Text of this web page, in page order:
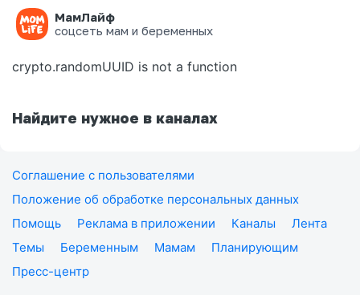
МамЛайф
соцсеть мам и беременных
Ошибка на странице
crypto.randomUUID is not a function
Найдите нужное в каналах
Соглашение с пользователями
Положение об обработке персональных данных
Помощь
Реклама в приложении Каналы
Лента
Темы
Беременным Мамам
Планирующим
Пресс-центр